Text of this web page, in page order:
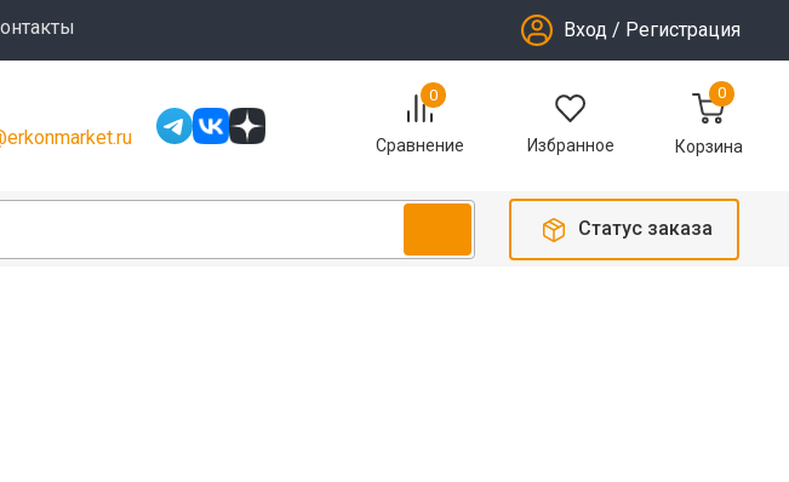
Вход / Регистрация
0
Сравнение Избранное
0
Корзина
Статус заказа